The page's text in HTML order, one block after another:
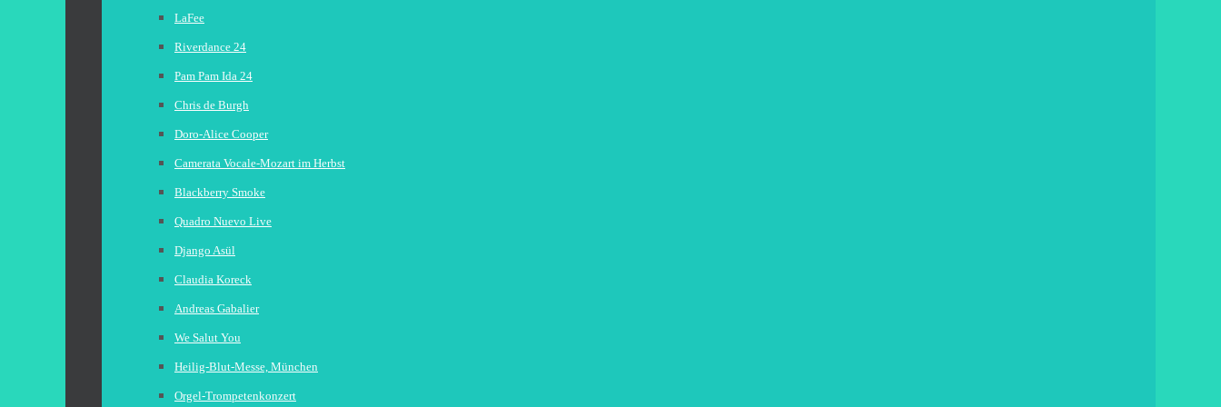
LaFee
Riverdance 24
Pam Pam Ida 24
Chris de Burgh
Doro-Alice Cooper
Camerata Vocale-Mozart im Herbst
Blackberry Smoke
Quadro Nuevo Live
Django Asül
Claudia Koreck
Andreas Gabalier
We Salut You
Heilig-Blut-Messe, München
Orgel-Trompetenkonzert